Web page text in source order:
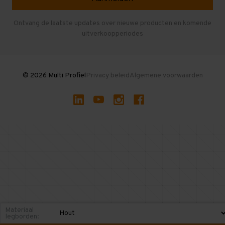
Gebruikte entresolvloeren
Ontvang de laatste updates over nieuwe producten en komende
uitverkoopperiodes
© 2026 Multi ProfielPrivacy beleidAlgemene voorwaarden
Materiaal
legborden: